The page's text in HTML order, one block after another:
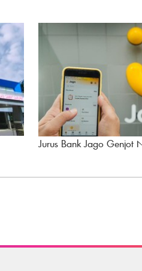
Jurus Bank Jago Genjot